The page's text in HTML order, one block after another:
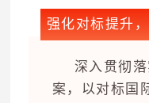
强化对标提升
深入贯彻
案，以对标国